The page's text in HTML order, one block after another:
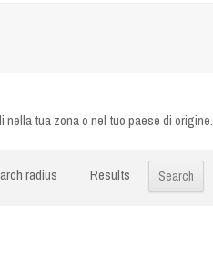
tua zona o nel tuo paese di origine.
radius Results